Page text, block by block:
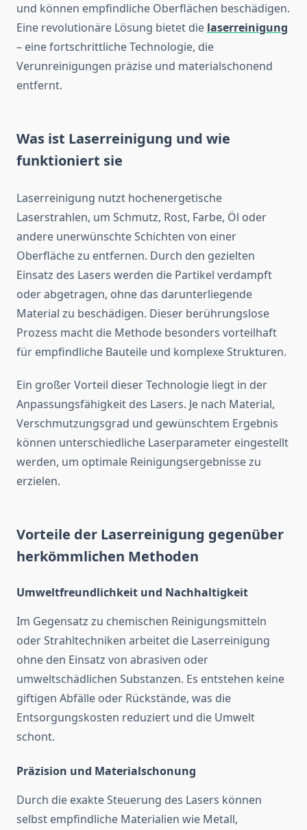
und können empfindliche Oberflächen beschädigen.
Eine revolutionäre Lösung bietet die laserreinigung
– eine fortschrittliche Technologie, die
Verunreinigungen präzise und materialschonend
entfernt.
Was ist Laserreinigung und wie
funktioniert sie
Laserreinigung nutzt hochenergetische
Laserstrahlen, um Schmutz, Rost, Farbe, Öl oder
andere unerwünschte Schichten von einer
Oberfläche zu entfernen. Durch den gezielten
Einsatz des Lasers werden die Partikel verdampft
oder abgetragen, ohne das darunterliegende
Material zu beschädigen. Dieser berührungslose
Prozess macht die Methode besonders vorteilhaft
für empfindliche Bauteile und komplexe Strukturen.
Ein großer Vorteil dieser Technologie liegt in der
Anpassungsfähigkeit des Lasers. Je nach Material,
Verschmutzungsgrad und gewünschtem Ergebnis
können unterschiedliche Laserparameter eingestellt
werden, um optimale Reinigungsergebnisse zu
erzielen.
Vorteile der Laserreinigung gegenüber
herkömmlichen Methoden
Umweltfreundlichkeit und Nachhaltigkeit
Im Gegensatz zu chemischen Reinigungsmitteln
oder Strahltechniken arbeitet die Laserreinigung
ohne den Einsatz von abrasiven oder
umweltschädlichen Substanzen. Es entstehen keine
giftigen Abfälle oder Rückstände, was die
Entsorgungskosten reduziert und die Umwelt
schont.
Präzision und Materialschonung
Durch die exakte Steuerung des Lasers können
selbst empfindliche Materialien wie Metall,